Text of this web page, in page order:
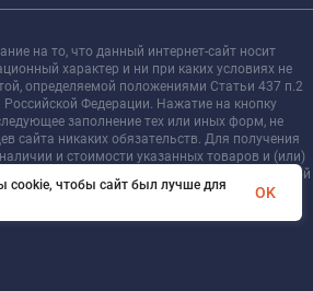
на то, что данный интернет-сайт носит
характер и ни при каких условиях не
определяемой положениями Статьи 437 п.2
Российской Федерации. Нажатие на кнопку
заполнение тех или иных форм, не
сайта никаких обязательств. Для получения
и стоимости указанных товаров и (или)
к менеджеру сайта с помощью специальной
по телефону +7 921 755-09-90
cookie, чтобы сайт был лучше для
OK